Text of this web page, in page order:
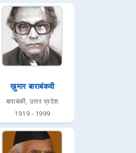
ख़ुमार बाराबंकवी
बाराबंकी, उत्तर प्रदेश
1919 - 1999